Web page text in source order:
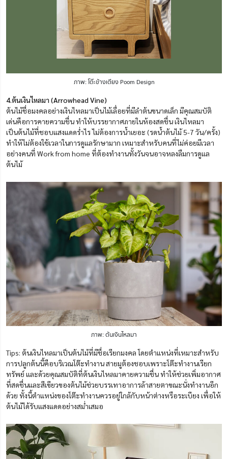
ภาพ: โต๊ะข้างเตียง Poom Design
4.ต้นเงินไหลมา (Arrowhead Vine)
ต้นไม้ชื่อมงคลอย่างเงินไหลมาเป็นไม้เลื่อยที่มีลำต้นขนาดเล็ก มีคุณสมบัติ
เด่นคือการคายความชื่น ทำให้บรรยากาศภายในห้องสดชื่น เงินไหลมา
เป็นต้นไม้ที่ชอบแสงแดดร่ำไร ไม่ต้องการน้ำเยอะ (รดน้ำต้นไม้ 5-7 วัน/ครั้ง)
ทำให้ไม่ต้องใช้เวลาในการดูแลรักษามาก เหมาะสำหรับคนที่ไม่ค่อยมีเวลา
อย่างคนที่ Work from home ที่ต้องทำงานทั้งวันจนอาจหลงลืมการดูแล
ต้นไม้
ภาพ: ต้นเงินไหลมา
Tips: ต้นเงินไหลมาเป็นต้นไม้ที่มีชื่อเรียกมงคล โดยตำแหน่งที่เหมาะสำหรับ
การปลูกต้นนี้คือบริเวณโต๊ะทำงาน สายมูต้องชอบเพราะโต๊ะทำงานเรียก
ทรัพย์ และด้วยคุณสมบัติที่ต้นเงินไหลมาคายความชื่น ทำให้ช่วยเพิ่มอากาศ
ที่สดชื่นและสีเขียวของต้นไม้ช่วยบรรเทาอาการล้าสายตาขณะนั่งทำงานอีก
ด้วย ทั้งนี้ตำแหน่งของโต๊ะทำงานควรอยู่ใกล้กับหน้าต่างหรือระเบียง เพื่อให้
ต้นไม้ได้รับแสงแดดอย่างสม่ำเสมอ